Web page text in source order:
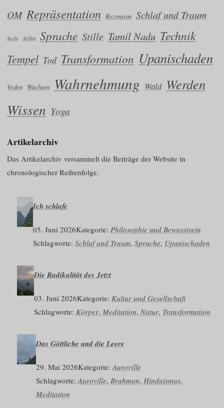
OM Repräsentation Rezension Schlaf und Traum
Seele Selbst Sprache Stille Tamil Nadu Technik
Tempel Tod Transformation Upanischaden
Veden Wachsen Wahrnehmung Wald Werden
Wissen Yoga
Artikelarchiv
Das Artikelarchiv versammelt die Beiträge der Website in
chronologischer Reihenfolge.
Ich schlafe
05. Juni 2026Kategorie:Philosophie und Bewusstsein
Schlagworte:Schlaf und Traum, Sprache, Upanischaden
Die Radikalität des Jetzt
03. Juni 2026Kategorie: Kultur und Gesellschaft
Schlagworte: Körper, Meditation, Natur, Transformation
Das Göttliche und die Leere
29. Mai 2026Kategorie:Auroville
Schlagworte:Auroville, Brahman, Hinduismus
Meditation